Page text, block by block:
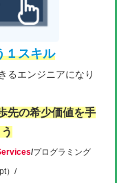
１スキル
るエンジニアになり
先の希少価値を手
/プログラミング
）/